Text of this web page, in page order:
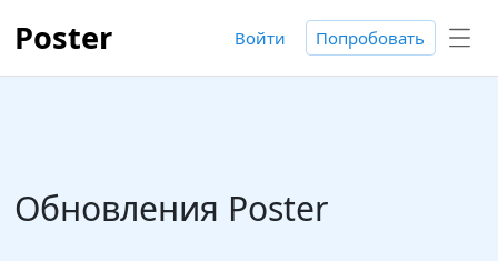
Poster Войти Попробовать
Обновления Poster